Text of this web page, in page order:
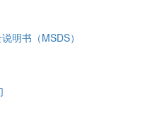
明书（MSDS）